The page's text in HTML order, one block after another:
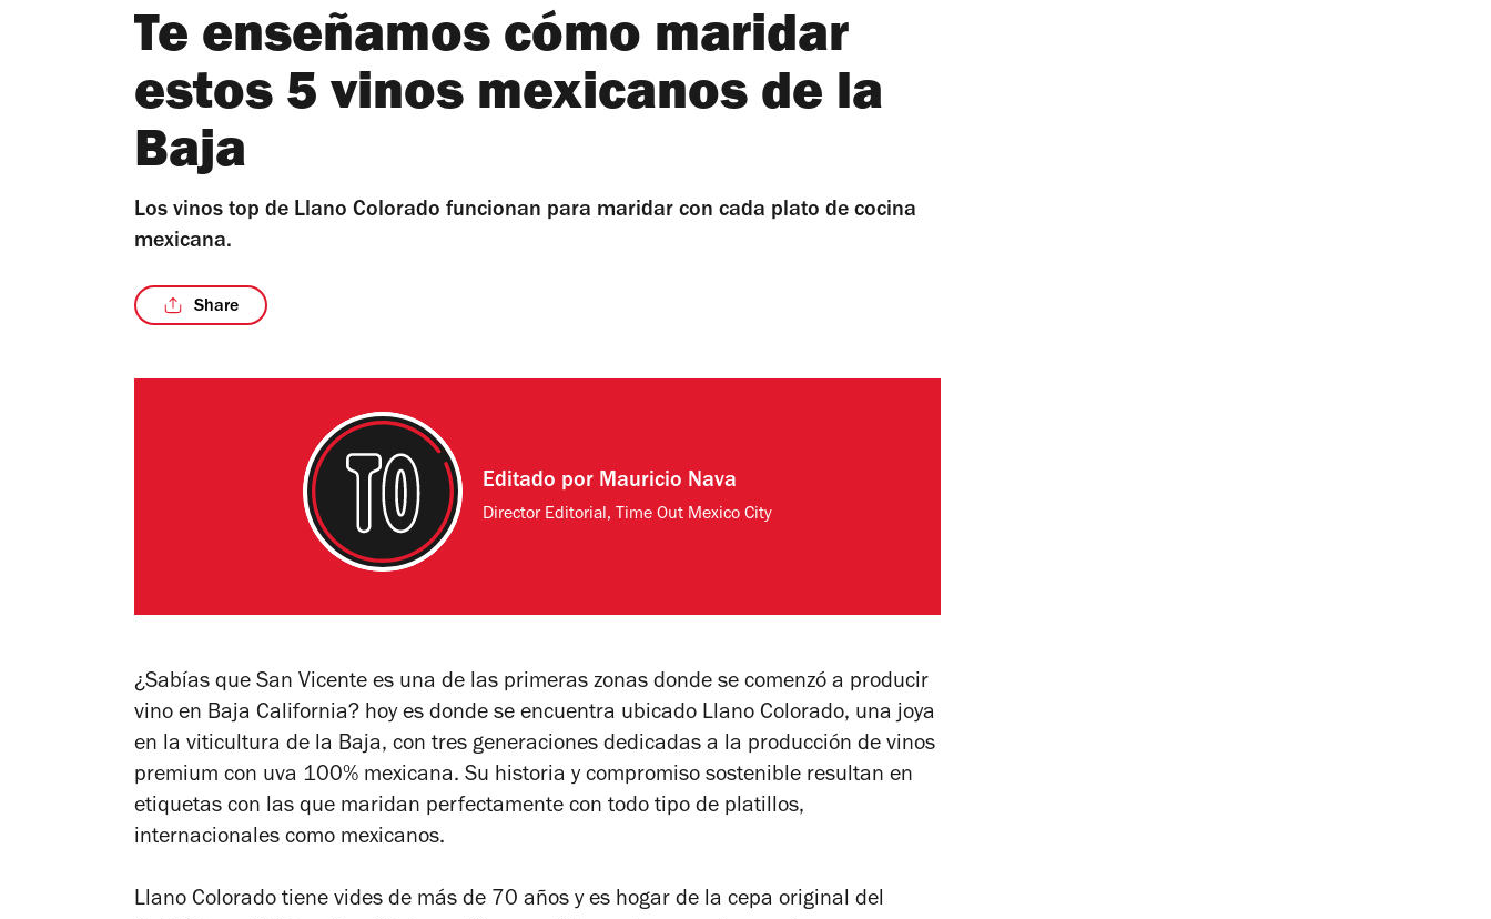
Te enseñamos cómo maridar
estos 5 vinos mexicanos de la
Baja
Los vinos top de Llano Colorado funcionan para maridar con cada plato de cocina
mexicana.
Share
Editado por Mauricio Nava
Director Editorial, Time Out Mexico City
¿Sabías que San Vicente es una de las primeras zonas donde se comenzó a producir
vino en Baja California? hoy es donde se encuentra ubicado Llano Colorado, una joya
en la viticultura de la Baja, con tres generaciones dedicadas a la producción de vinos
premium con uva 100% mexicana. Su historia y compromiso sostenible resultan en
etiquetas con las que maridan perfectamente con todo tipo de platillos,
internacionales como mexicanos.
Llano Colorado tiene vides de más de 70 años y es hogar de la cepa original del